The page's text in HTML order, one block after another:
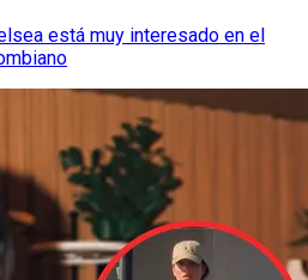
está muy interesado en el